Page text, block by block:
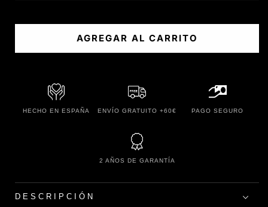
AGREGAR AL CARRITO
HECHO EN ESPAÑA ENVÍO GRATUITO +60€ PAGO SEGURO
2 AÑOS DE GARANTÍA
DESCRIPCIÓN